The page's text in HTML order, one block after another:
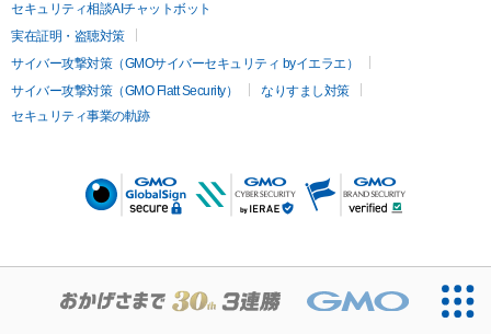
セキュリティ相談AIチャットボット
実在証明・盗聴対策
サイバー攻撃対策（GMOサイバーセキュリティ byイエラエ）
サイバー攻撃対策（GMO Flatt Security）
なりすまし対策
セキュリティ事業の軌跡